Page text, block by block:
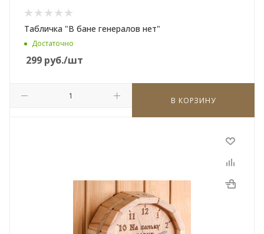
Табличка "В бане генералов нет"
Достаточно
299 руб./шт
В КОРЗИНУ